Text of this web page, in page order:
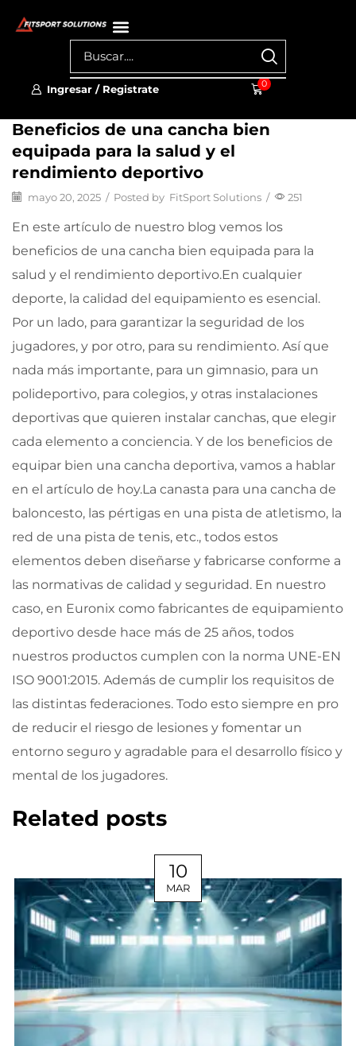
Ingresar / Registrate 0
Beneficios de una cancha bien
equipada para la salud y el
rendimiento deportivo
mayo 20, 2025 / Posted by FitSport Solutions / 251
En este artículo de nuestro blog vemos los
beneficios de una cancha bien equipada para la
salud y el rendimiento deportivo.En cualquier
deporte, la calidad del equipamiento es esencial.
Por un lado, para garantizar la seguridad de los
jugadores, y por otro, para su rendimiento. Así que
nada más importante, para un gimnasio, para un
polideportivo, para colegios, y otras instalaciones
deportivas que quieren instalar canchas, que elegir
cada elemento a conciencia. Y de los beneficios de
equipar bien una cancha deportiva, vamos a hablar
en el artículo de hoy.La canasta para una cancha de
baloncesto, las pértigas en una pista de atletismo, la
red de una pista de tenis, etc., todos estos
elementos deben diseñarse y fabricarse conforme a
las normativas de calidad y seguridad. En nuestro
caso, en Euronix como fabricantes de equipamiento
deportivo desde hace más de 25 años, todos
nuestros productos cumplen con la norma UNE-EN
ISO 9001:2015. Además de cumplir los requisitos de
las distintas federaciones. Todo esto siempre en pro
de reducir el riesgo de lesiones y fomentar un
entorno seguro y agradable para el desarrollo físico y
mental de los jugadores.
Related posts
10
MAR